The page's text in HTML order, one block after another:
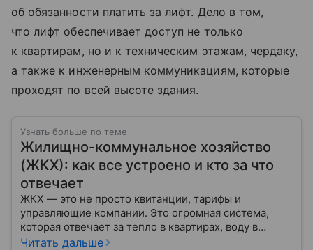
об обязанности платить за лифт. Дело в том,
что лифт обеспечивает доступ не только
к квартирам, но и к техническим этажам, чердаку,
а также к инженерным коммуникациям, которые
проходят по всей высоте здания.
Узнать больше по теме
Жилищно-коммунальное хозяйство
(ЖКХ): как все устроено и кто за что
отвечает
ЖКХ — это не просто квитанции, тарифы и
управляющие компании. Это огромная система,
которая отвечает за тепло в квартирах, воду в
кране, освещение улиц и чистоту во дворах.
Читать дальше